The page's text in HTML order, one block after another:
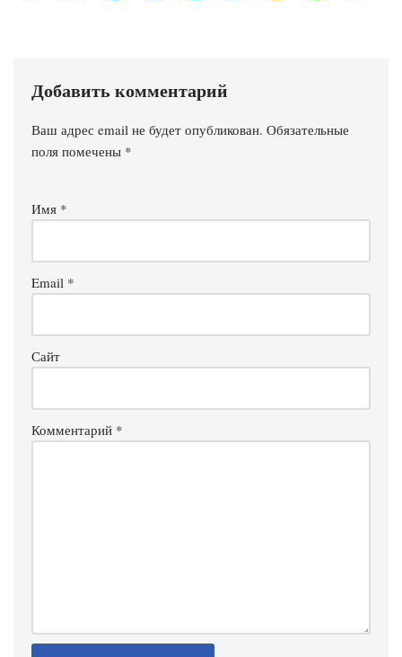
Добавить комментарий
Ваш адрес email не будет опубликован. Обязательные
поля помечены *
Имя *
Email *
Сайт
Комментарий *